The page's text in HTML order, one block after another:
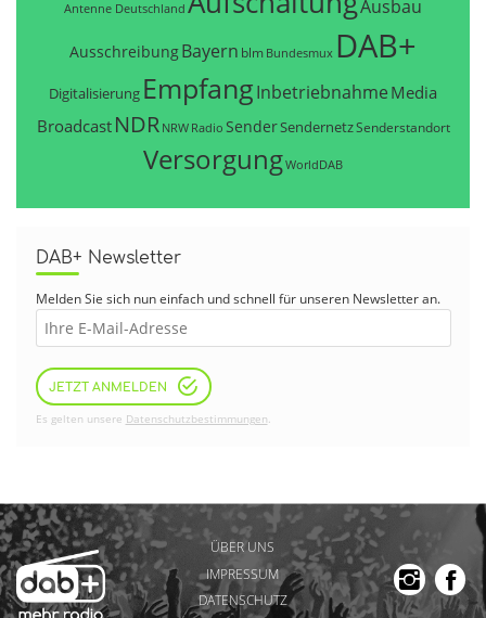
Antenne Deutschland Ausbau
AusschreibungBayern blm Bundesmux DAB+
Digitalisierung EmpfangInbetriebnahme Media
Broadcast NDR NRW Radio SenderSendernetzSenderstandort
VersorgungWorldDAB
DAB+ Newsletter
Melden Sie sich nun einfach und schnell für unseren Newsletter an.
JETZT ANMELDEN
Es gelten unsere Datenschutzbestimmungen.
ÜBER UNS
IMPRESSUM
DATENSCHUTZ